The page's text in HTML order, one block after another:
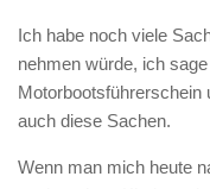
Ich habe noch viele
nehmen würde, ich
auch diese Sachen.
Wenn man mich heute